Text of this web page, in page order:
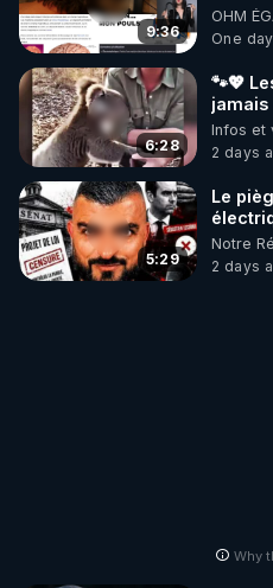
9:36
ondes
OHM
One
6:28
🐾💖
🥹❤️
Infos et
2 days
5:29
Le
les
Notre
2 days
Why